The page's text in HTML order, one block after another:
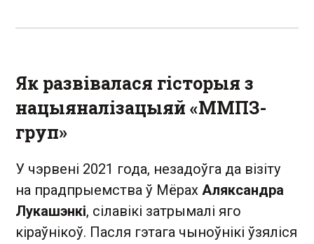
Як развівалася гісторыя з
нацыяналізацыяй «ММПЗ-
груп»
У чэрвені 2021 года, незадоўга да візіту
на прадпрыемства ў Мёрах Аляксандра
Лукашэнкі, сілавікі затрымалі яго
кіраўнікоў. Пасля гэтага чыноўнікі ўзяліся